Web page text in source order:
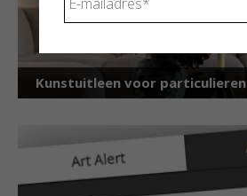
Kunstuitleen voor particulieren
mailadres *